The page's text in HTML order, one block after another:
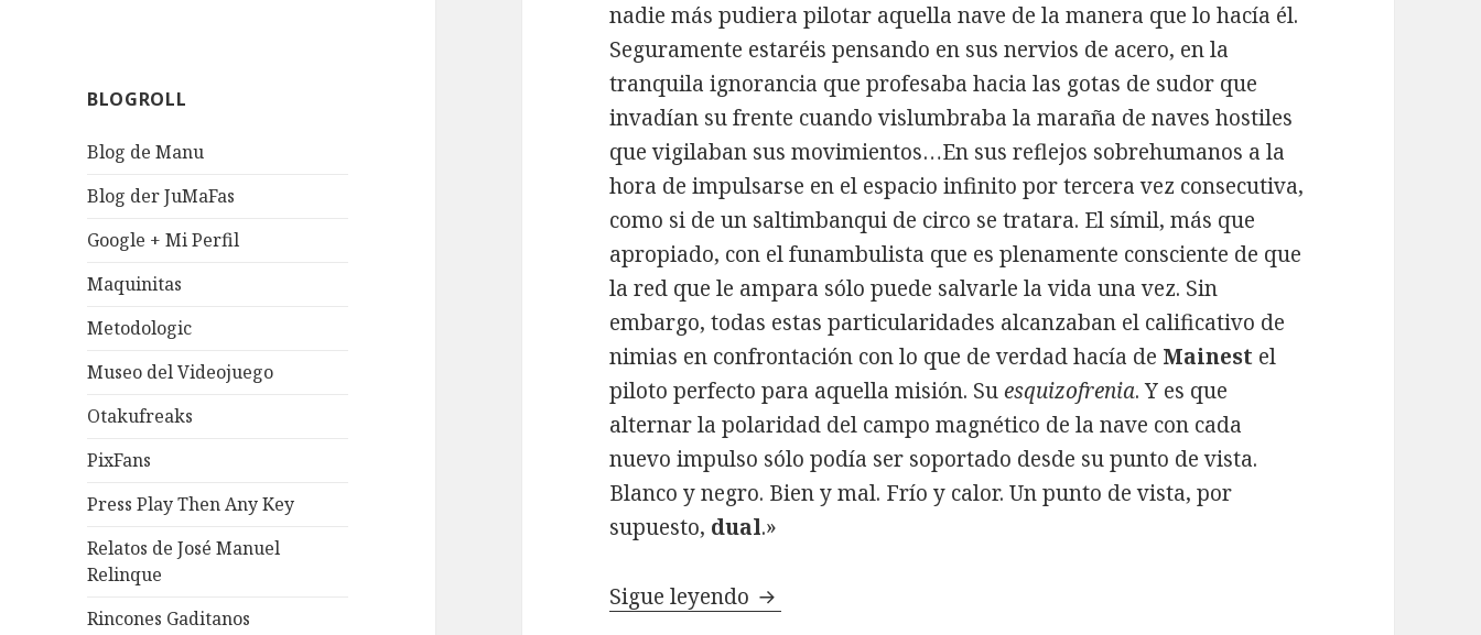
BLOGROLL
Blog de Manu
Blog der JuMaFas
Google + Mi Perfil
Maquinitas
Metodologic
Museo del Videojuego
Otakufreaks
PixFans
Press Play Then Any Key
Relatos de José Manuel
Relinque
Rincones Gaditanos
nadie más pudiera pilotar aquella nave de la manera que lo hacía él.
Seguramente estaréis pensando en sus nervios de acero, en la
tranquila ignorancia que profesaba hacia las gotas de sudor que
invadían su frente cuando vislumbraba la maraña de naves hostiles
que vigilaban sus movimientos…En sus reflejos sobrehumanos a la
hora de impulsarse en el espacio infinito por tercera vez consecutiva,
como si de un saltimbanqui de circo se tratara. El símil, más que
apropiado, con el funambulista que es plenamente consciente de que
la red que le ampara sólo puede salvarle la vida una vez. Sin
embargo, todas estas particularidades alcanzaban el calificativo de
nimias en confrontación con lo que de verdad hacía de Mainest el
piloto perfecto para aquella misión. Suesquizofrenia. Y es que
alternar la polaridad del campo magnético de la nave con cada
nuevo impulso sólo podía ser soportado desde su punto de vista.
Blanco y negro. Bien y mal. Frío y calor. Un punto de vista, por
supuesto, dual.»
Sigue leyendo Review Dualsus de Revolution System Games